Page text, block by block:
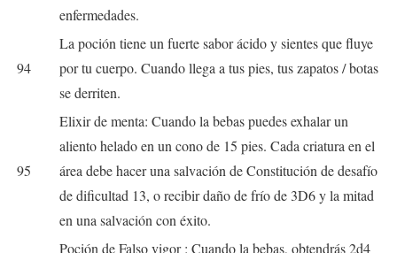
enfermedades.
94
La poción tiene un fuerte sabor ácido y sientes que fluye
por tu cuerpo. Cuando llega a tus pies, tus zapatos / botas
se derriten.
95
Elixir de menta: Cuando la bebas puedes exhalar un
aliento helado en un cono de 15 pies. Cada criatura en el
área debe hacer una salvación de Constitución de desafío
de dificultad 13, o recibir daño de frío de 3D6 y la mitad
en una salvación con éxito.
Poción de Falso vigor : Cuando la bebas, obtendrás 2d4